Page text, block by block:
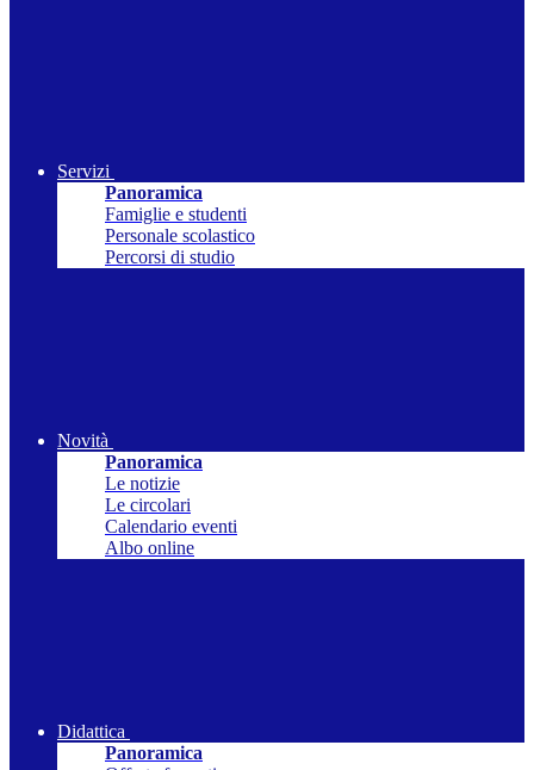
Servizi
Panoramica
Famiglie e studenti
Personale scolastico
Percorsi di studio
Novità
Panoramica
Le notizie
Le circolari
Calendario eventi
Albo online
Didattica
Panoramica